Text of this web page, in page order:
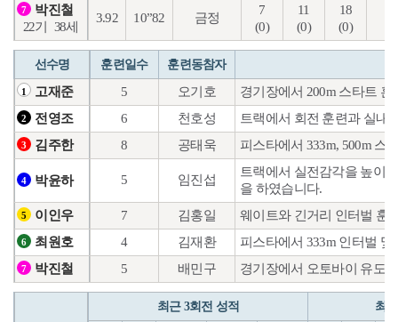
7
박진철
22기
38세
3.92 10”82 금정
7
(0)
11
(0)
18
(0)
선수명 훈련일수 훈련동참자
1 고재준 5 오기호 경기장에서 200m 스타트
2 전영조 6 천호성 트랙에서 회전 훈련과 실내
3 김주한 8 공태욱 피스타에서 333m, 500m 스
4 박윤하 5 임진섭
트랙에서 실전감각을 높이
을 하였습니다.
5 이인우 7 김홍일 웨이트와 긴거리 인터벌 훈
6 최원호 4 김재환 피스타에서 333m 인터벌
7 박진철 5 배민구 경기장에서 오토바이 유도
최근 3회전 성적 최